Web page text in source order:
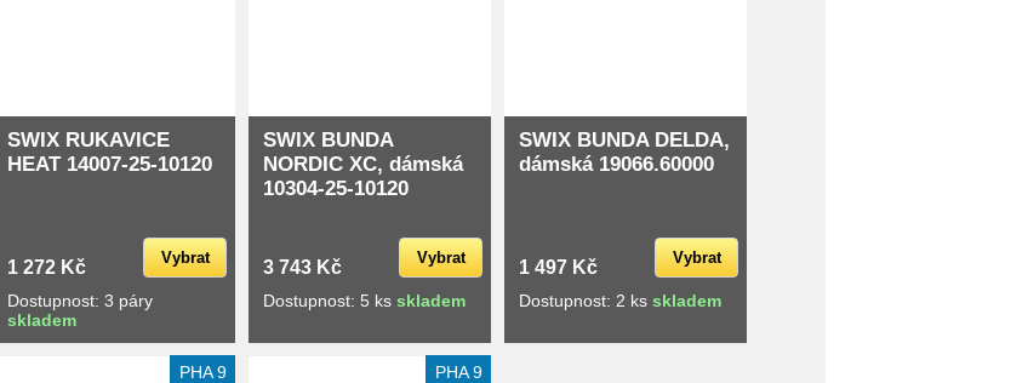
SWIX RUKAVICE
HEAT 14007-25-10120
1 272 Kč Vybrat
Dostupnost: 3 páry
skladem
SWIX BUNDA
NORDIC XC, dámská
10304-25-10120
3 743 Kč Vybrat
Dostupnost: 5 ks skladem
SWIX BUNDA DELDA,
dámská 19066.60000
1 497 Kč Vybrat
Dostupnost: 2 ks skladem
Extra slevy pro registrované
PHA 9 PHA 9